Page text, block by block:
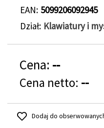
EAN 5099206092945
Dział Klawiatury i
Cena: --
Cena netto: --
Dodaj do